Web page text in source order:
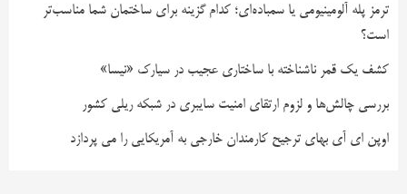
ترمز پله آلومینیومی یا سمباده‌ای؛ کدام گزینه برای ساختمان شما مناسب‌تر
است؟
کشف یک قمر ناشناخته با ساختاری عجیب در سیارک «نیسا»
بررسی چالش‌ها و لزوم ارتقای امنیت سایبری در شبکه ریلی کشور
اوپن ای آی بهای ترجیح کارمندان خارجی به آمریکایی را می پردازد